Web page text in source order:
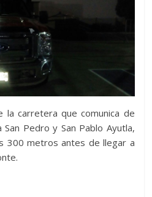
la carretera que comunica de
Pedro y San Pablo Ayutla,
300 metros antes de llegar a